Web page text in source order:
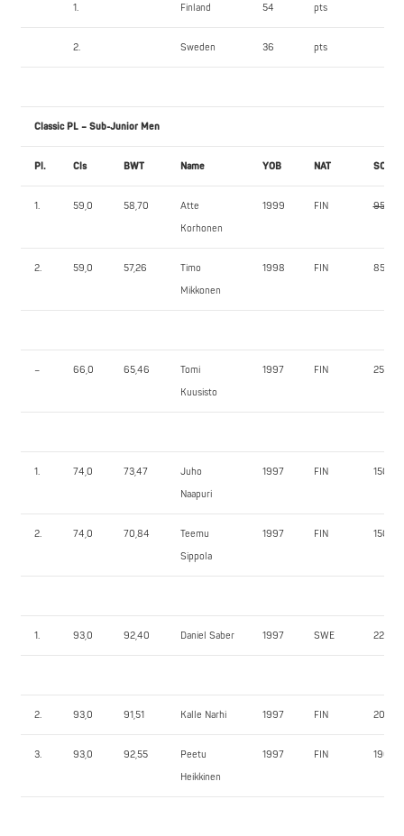
1. Finland 54 pts
2. Sweden 36 pts
Classic PL – Sub-Junior Men
Pl. Cls BWT Name YOB NAT SQ1
1. 59,0 58,70
Atte
Korhonen
1999 FIN 95,0
2. 59,0 57,26
Timo
Mikkonen
1998 FIN 85,0
– 66,0 65,46
Tomi
Kuusisto
1997 FIN 25,0
1. 74,0 73,47
Juho
Naapuri
1997 FIN 150,0
2. 74,0 70,84
Teemu
Sippola
1997 FIN 150,0
1. 93,0 92,40 Daniel Saber 1997 SWE 220,0
2. 93,0 91,51 Kalle Narhi 1997 FIN 205,0
3. 93,0 92,55
Peetu
Heikkinen
1997 FIN 190,0